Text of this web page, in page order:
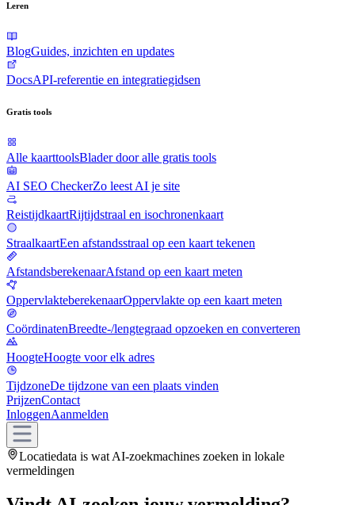
Leren
BlogGuides, inzichten en updates
DocsAPI-referentie en integratiegidsen
Gratis tools
Alle kaarttoolsBlader door alle gratis tools
AI SEO CheckerZo leest AI je site
ReistijdkaartRijtijdstraal en isochronenkaart
StraalkaartEen afstandsstraal op een kaart tekenen
AfstandsberekenaarAfstand op een kaart meten
OppervlakteberekenaarOppervlakte op een kaart meten
CoördinatenBreedte-/lengtegraad opzoeken en converteren
HoogteHoogte voor elk adres
TijdzoneDe tijdzone van een plaats vinden
PrijzenContact
InloggenAanmelden
Locatiedata is wat AI-zoekmachines zoeken in lokale
vermeldingen